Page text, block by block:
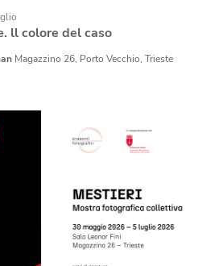
ll colore del caso
Magazzino 26, Porto Vecchio, Trieste